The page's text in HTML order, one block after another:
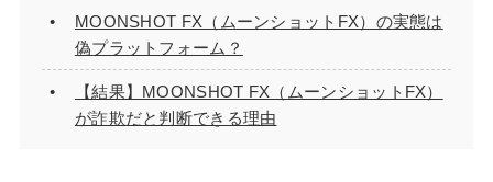
MOONSHOT FX（ムーンショットFX）の実態は
偽プラットフォーム？
【結果】MOONSHOT FX（ムーンショットFX）
が詐欺だと判断できる理由